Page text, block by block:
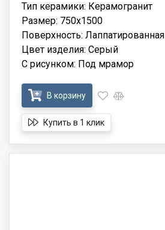
Тип керамики: Керамогранит
Размер: 750x1500
Поверхность: Лаппатированная
Цвет изделия: Серый
С рисунком: Под мрамор
В корзину
Купить в 1 клик